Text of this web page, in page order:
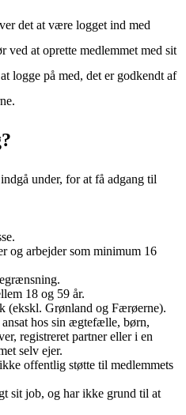
det at være logget ind med
ved at oprette medlemmet med sit
logge på med, det er godkendt af
under, for at få adgang til
og arbejder som minimum 16
18 og 59 år.
(ekskl. Grønland og Færøerne).
hos sin ægtefælle, børn,
registreret partner eller i en
selv ejer.
offentlig støtte til medlemmets
sit job, og har ikke grund til at